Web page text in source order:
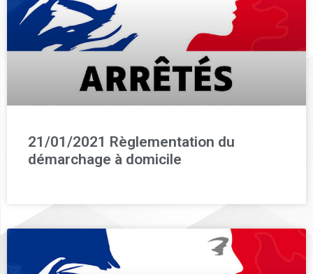
21/01/2021 Règlementation du
démarchage à domicile